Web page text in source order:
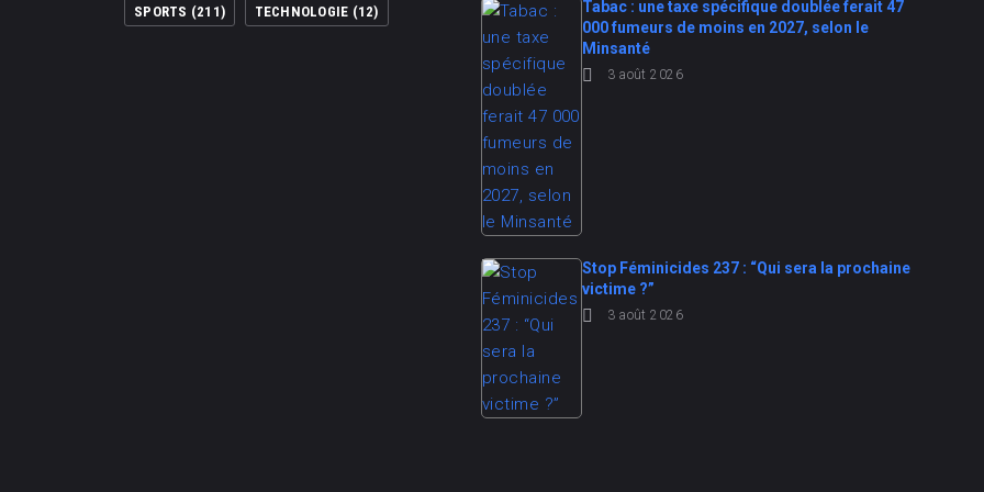
SPORTS (211) TECHNOLOGIE (12)
Tabac : une taxe spécifique doublée ferait 47
000 fumeurs de moins en 2027, selon le
Minsanté
3 août 2026
Stop Féminicides 237 : “Qui sera la prochaine
victime ?”
3 août 2026